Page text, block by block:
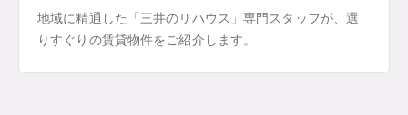
地域に精通した「三井のリハウス」専門スタッフが、選
りすぐりの賃貸物件をご紹介します。